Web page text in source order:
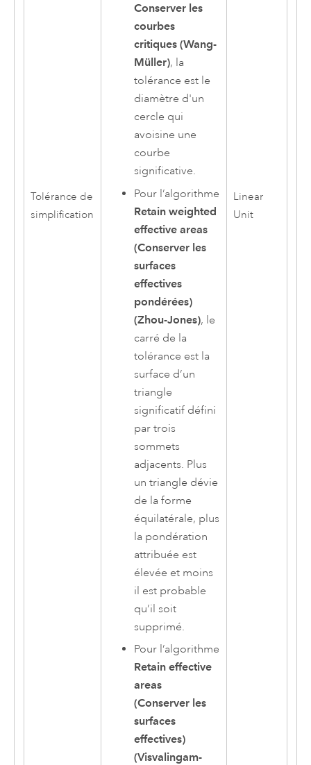
Tolérance de
simplification
Conserver les
courbes
critiques (Wang-
Müller), la
tolérance est le
diamètre d'un
cercle qui
avoisine une
courbe
significative.
Pour l’algorithme
Retain weighted
effective areas
(Conserver les
surfaces
effectives
pondérées)
(Zhou-Jones), le
carré de la
tolérance est la
surface d’un
triangle
significatif défini
par trois
sommets
adjacents. Plus
un triangle dévie
de la forme
équilatérale, plus
la pondération
attribuée est
élevée et moins
il est probable
qu’il soit
supprimé.
Pour l’algorithme
Retain effective
areas
(Conserver les
surfaces
effectives)
(Visvalingam-
Linear
Unit